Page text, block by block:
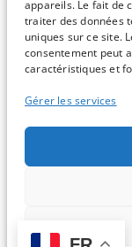
appareils. Le fait de
traiter des données
uniques sur ce site.
consentement peut
caractéristiques et
Gérer les services
Sauf mention
Vous